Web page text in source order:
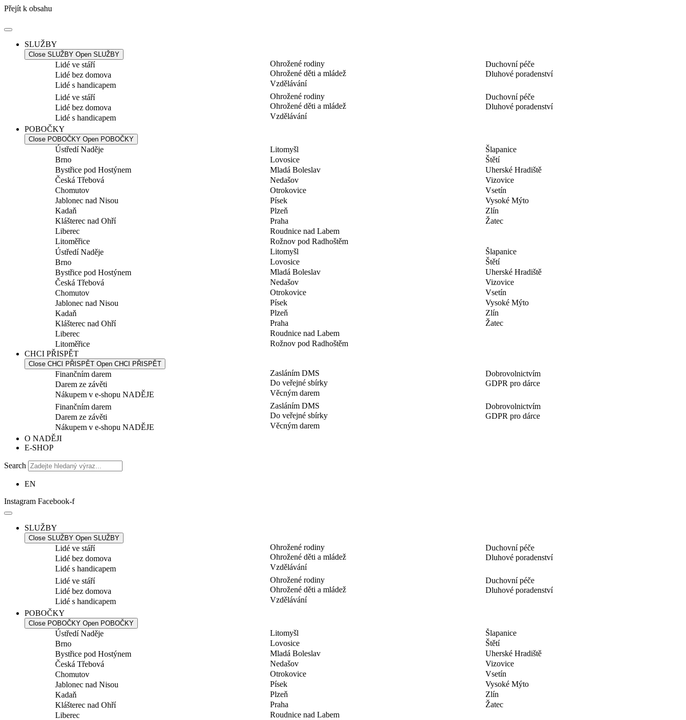
Přejít k obsahu
SLUŽBY
Close SLUŽBY Open SLUŽBY
Lidé ve stáří
Lidé bez domova
Lidé s handicapem
Ohrožené rodiny
Ohrožené děti a mládež
Vzdělávání
Duchovní péče
Dluhové poradenství
Lidé ve stáří
Lidé bez domova
Lidé s handicapem
Ohrožené rodiny
Ohrožené děti a mládež
Vzdělávání
Duchovní péče
Dluhové poradenství
POBOČKY
Close POBOČKY Open POBOČKY
Ústředí Naděje
Brno
Bystřice pod Hostýnem
Česká Třebová
Chomutov
Jablonec nad Nisou
Kadaň
Klášterec nad Ohří
Liberec
Litoměřice
Litomyšl
Lovosice
Mladá Boleslav
Nedašov
Otrokovice
Písek
Plzeň
Praha
Roudnice nad Labem
Rožnov pod Radhoštěm
Šlapanice
Štětí
Uherské Hradiště
Vizovice
Vsetín
Vysoké Mýto
Zlín
Žatec
Ústředí Naděje
Brno
Bystřice pod Hostýnem
Česká Třebová
Chomutov
Jablonec nad Nisou
Kadaň
Klášterec nad Ohří
Liberec
Litoměřice
Litomyšl
Lovosice
Mladá Boleslav
Nedašov
Otrokovice
Písek
Plzeň
Praha
Roudnice nad Labem
Rožnov pod Radhoštěm
Šlapanice
Štětí
Uherské Hradiště
Vizovice
Vsetín
Vysoké Mýto
Zlín
Žatec
CHCI PŘISPĚT
Close CHCI PŘISPĚT Open CHCI PŘISPĚT
Finančním darem
Darem ze závěti
Nákupem v e-shopu NADĚJE
Zasláním DMS
Do veřejné sbírky
Věcným darem
Dobrovolnictvím
GDPR pro dárce
Finančním darem
Darem ze závěti
Nákupem v e-shopu NADĚJE
Zasláním DMS
Do veřejné sbírky
Věcným darem
Dobrovolnictvím
GDPR pro dárce
O NADĚJI
E-SHOP
Search
EN
Instagram Facebook-f
SLUŽBY
Close SLUŽBY Open SLUŽBY
Lidé ve stáří
Lidé bez domova
Lidé s handicapem
Ohrožené rodiny
Ohrožené děti a mládež
Vzdělávání
Duchovní péče
Dluhové poradenství
Lidé ve stáří
Lidé bez domova
Lidé s handicapem
Ohrožené rodiny
Ohrožené děti a mládež
Vzdělávání
Duchovní péče
Dluhové poradenství
POBOČKY
Close POBOČKY Open POBOČKY
Ústředí Naděje
Brno
Bystřice pod Hostýnem
Česká Třebová
Chomutov
Jablonec nad Nisou
Kadaň
Klášterec nad Ohří
Liberec
Litomyšl
Lovosice
Mladá Boleslav
Nedašov
Otrokovice
Písek
Plzeň
Praha
Roudnice nad Labem
Šlapanice
Štětí
Uherské Hradiště
Vizovice
Vsetín
Vysoké Mýto
Zlín
Žatec